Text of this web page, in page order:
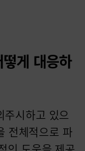
게 대응하
주시하고 있으
전체적으로 파